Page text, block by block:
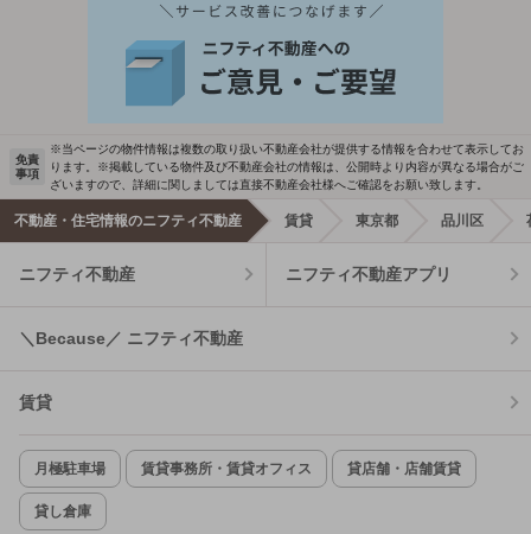
免責
事項
※当ページの物件情報は複数の取り扱い不動産会社が提供する情報を合わせて表示してお
ります。※掲載している物件及び不動産会社の情報は、公開時より内容が異なる場合がご
ざいますので、詳細に関しましては直接不動産会社様へご確認をお願い致します。
不動産・住宅情報のニフティ不動産 賃貸 東京都 品川区
ニフティ不動産 ニフティ不動産アプリ
＼Because／ ニフティ不動産
賃貸
月極駐車場 賃貸事務所・賃貸オフィス 貸店舗・店舗賃貸
貸し倉庫